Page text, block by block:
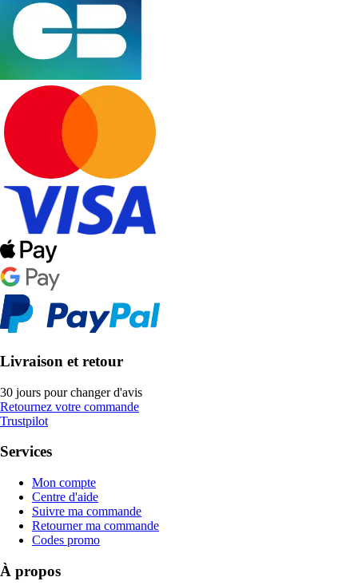
Livraison et retour
30 jours pour changer d'avis
Retournez votre commande
Trustpilot
Services
Mon compte
Centre d'aide
Suivre ma commande
Retourner ma commande
Codes promo
À propos